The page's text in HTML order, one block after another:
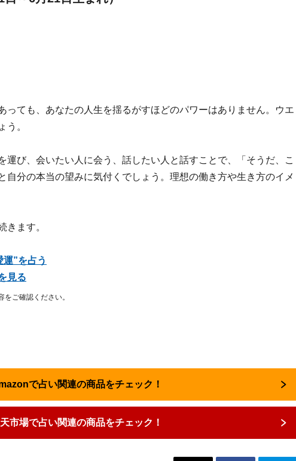
っても、あなたの人生を揺るがすほどのパワーはありません。ウエ
う。
運び、会いたい人に会う、話したい人と話すことで、「そうだ、こ
自分の本当の望みに気付くでしょう。理想の働き方や生き方のイメ
きます。
”を占う
見る
ご確認ください。
で占い関連の商品をチェック！
市場で占い関連の商品をチェック！